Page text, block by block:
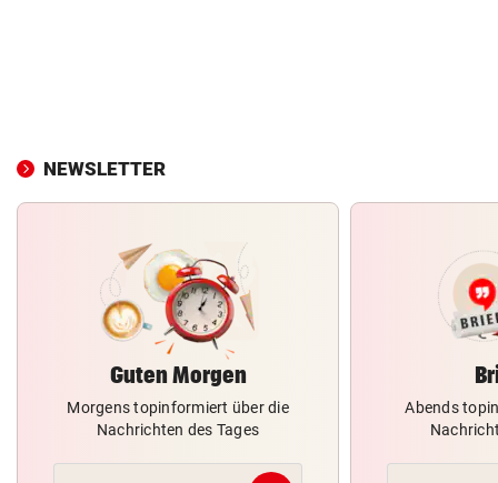
NEWSLETTER
Guten Morgen
Morgens topinformiert über die
Nachrichten des Tages
Abends